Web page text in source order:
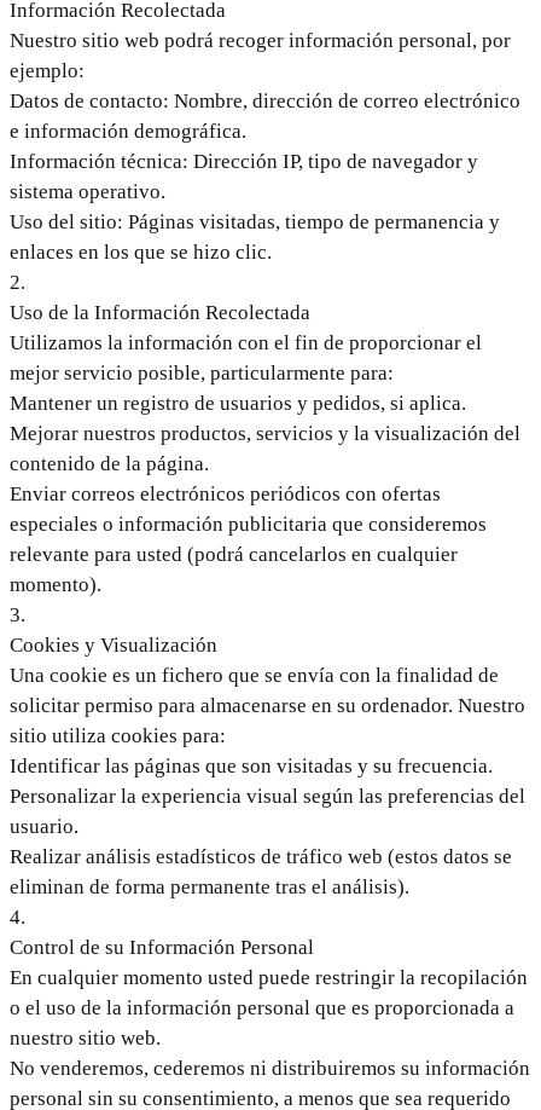
Información Recolectada
Nuestro sitio web podrá recoger información personal, por
ejemplo:
Datos de contacto: Nombre, dirección de correo electrónico
e información demográfica.
Información técnica: Dirección IP, tipo de navegador y
sistema operativo.
Uso del sitio: Páginas visitadas, tiempo de permanencia y
enlaces en los que se hizo clic.
2.
Uso de la Información Recolectada
Utilizamos la información con el fin de proporcionar el
mejor servicio posible, particularmente para:
Mantener un registro de usuarios y pedidos, si aplica.
Mejorar nuestros productos, servicios y la visualización del
contenido de la página.
Enviar correos electrónicos periódicos con ofertas
especiales o información publicitaria que consideremos
relevante para usted (podrá cancelarlos en cualquier
momento).
3.
Cookies y Visualización
Una cookie es un fichero que se envía con la finalidad de
solicitar permiso para almacenarse en su ordenador. Nuestro
sitio utiliza cookies para:
Identificar las páginas que son visitadas y su frecuencia.
Personalizar la experiencia visual según las preferencias del
usuario.
Realizar análisis estadísticos de tráfico web (estos datos se
eliminan de forma permanente tras el análisis).
4.
Control de su Información Personal
En cualquier momento usted puede restringir la recopilación
o el uso de la información personal que es proporcionada a
nuestro sitio web.
No venderemos, cederemos ni distribuiremos su información
personal sin su consentimiento, a menos que sea requerido